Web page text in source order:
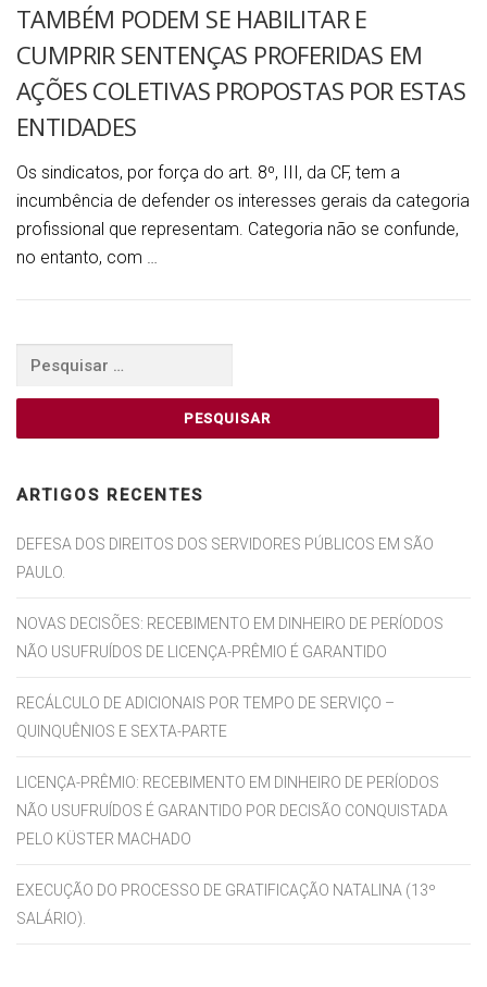
TAMBÉM PODEM SE HABILITAR E
CUMPRIR SENTENÇAS PROFERIDAS EM
AÇÕES COLETIVAS PROPOSTAS POR ESTAS
ENTIDADES
Os sindicatos, por força do art. 8º, III, da CF, tem a
incumbência de defender os interesses gerais da categoria
profissional que representam. Categoria não se confunde,
no entanto, com …
Pesquisar
ARTIGOS RECENTES
DEFESA DOS DIREITOS DOS SERVIDORES PÚBLICOS EM SÃO
PAULO.
NOVAS DECISÕES: RECEBIMENTO EM DINHEIRO DE PERÍODOS
NÃO USUFRUÍDOS DE LICENÇA-PRÊMIO É GARANTIDO
RECÁLCULO DE ADICIONAIS POR TEMPO DE SERVIÇO –
QUINQUÊNIOS E SEXTA-PARTE
LICENÇA-PRÊMIO: RECEBIMENTO EM DINHEIRO DE PERÍODOS
NÃO USUFRUÍDOS É GARANTIDO POR DECISÃO CONQUISTADA
PELO KÜSTER MACHADO
EXECUÇÃO DO PROCESSO DE GRATIFICAÇÃO NATALINA (13º
SALÁRIO).